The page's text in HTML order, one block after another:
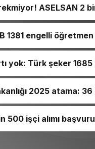
ASELSAN 2
1381 engelli
yok: Türk şeker
2025 atama:
500 işçi alımı